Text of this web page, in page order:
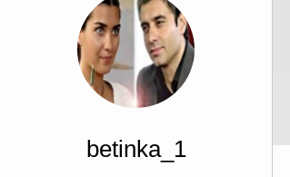
betinka_1